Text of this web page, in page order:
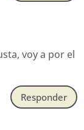
voy a por el
Responder